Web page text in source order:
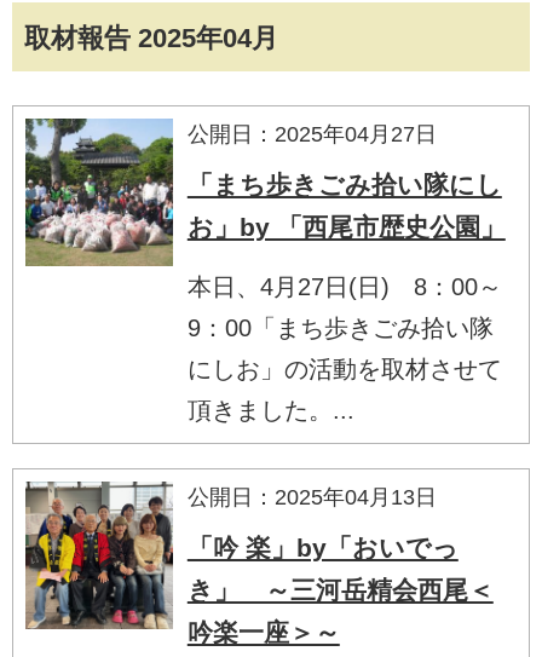
取材報告 2025年04月
公開日：2025年04月27日
「まち歩きごみ拾い隊にし
お」by 「西尾市歴史公園」
本日、4月27日(日) 8：00～
9：00「まち歩きごみ拾い隊
にしお」の活動を取材させて
頂きました。...
公開日：2025年04月13日
「吟 楽」by「おいでっ
き」 ～三河岳精会西尾＜
吟楽一座＞～